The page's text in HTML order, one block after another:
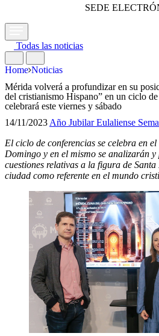
SEDE
Todas las noticias
Home Noticias
Mérida volverá a profundizar en su
del cristianismo Hispano” en un ciclo
celebrará este viernes y sábado
14/11/2023Año Jubilar Eulaliense
El ciclo de conferencias se celebra en
Domingo y en el mismo se analizarán y
cuestiones relativas a la figura de
ciudad como referente en el mundo